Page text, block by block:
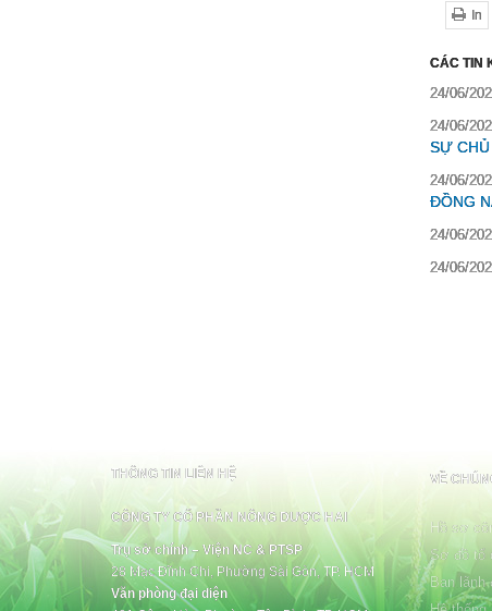
In
CÁC TIN
24/06/
24/06/
SỰ
24/06/
ĐỒNG
24/06/
24/06/
THÔNG TIN LIÊN HỆ
CÔNG TY CỔ PHẦN NÔNG DƯỢC HAI
Trụ sở chính – Viện NC & PTSP
28 Mạc Đĩnh Chi, Phường Sài Gòn, TP. HCM
Văn phòng đại diện
VỀ
Hồ sơ
Sơ đồ tổ
Ban lãnh